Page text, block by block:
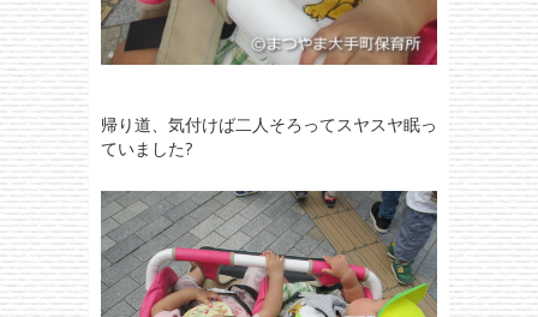
帰り道、気付けば二人そろってスヤスヤ眠っ
ていました?